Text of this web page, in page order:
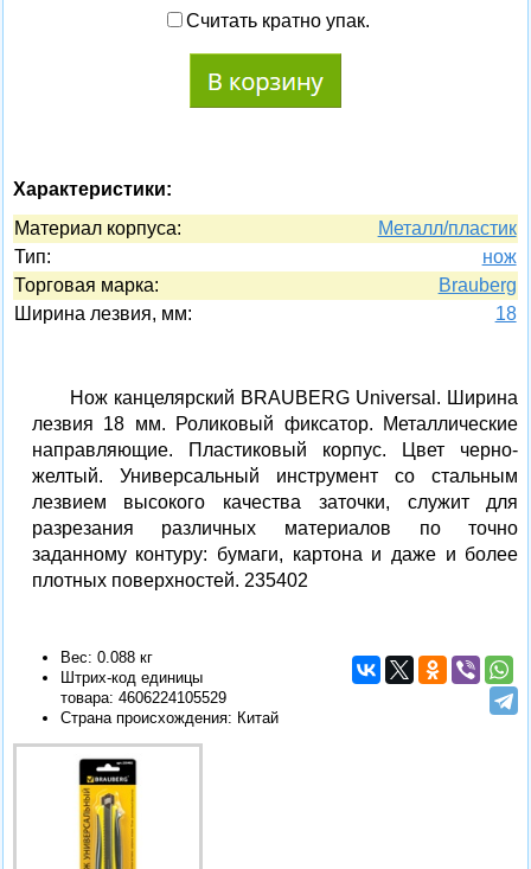
Считать кратно упак.
Характеристики:
Материал корпуса:
Металл/пластик
Тип:
нож
Торговая марка:
Brauberg
Ширина лезвия, мм:
18
Нож канцелярский BRAUBERG Universal. Ширина
лезвия 18 мм. Роликовый фиксатор. Металлические
направляющие. Пластиковый корпус. Цвет черно-
желтый. Универсальный инструмент со стальным
лезвием высокого качества заточки, служит для
разрезания различных материалов по точно
заданному контуру: бумаги, картона и даже и более
плотных поверхностей. 235402
Вес: 0.088 кг
Штрих-код единицы
товара: 4606224105529
Страна происхождения: Китай